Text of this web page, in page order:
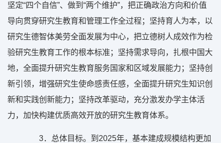
坚定“四个自信”、做到“两个维护”，把正确政治方向和价值
导向贯穿研究生教育和管理工作全过程；坚持育人为本，以
研究生德智体美劳全面发展为中心，把立德树人成效作为检
验研究生教育工作的根本标准；坚持需求导向，扎根中国大
地，全面提升研究生教育服务国家和区域发展能力；坚持创
新引领，增强研究生使命感责任感，全面提升研究生知识创
新和实践创新能力；坚持改革驱动，充分激发办学主体活
力，加快构建优质高效开放的研究生教育体系。
3．总体目标。到 2025年，基本建成规模结构更加